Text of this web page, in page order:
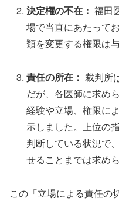
決定権の不在： 福田
場で当直にあたって
類を変更する権限は
責任の所在： 裁判所
だが、各医師に求め
経験や立場、権限に
示しました。上位の
判断している状況で
せることまでは求め
この「立場による責任の